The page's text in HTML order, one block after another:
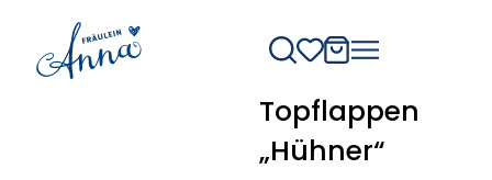
Topflappen
„Hühner“